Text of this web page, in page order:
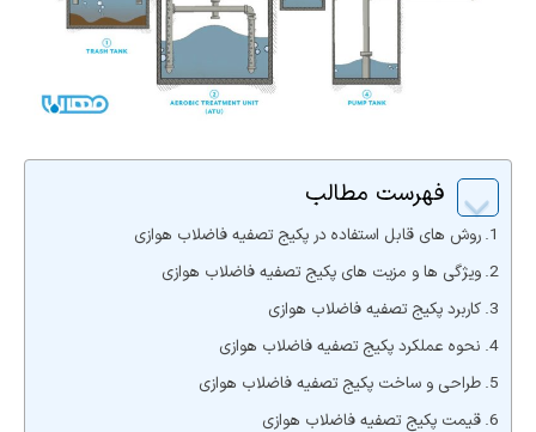
فهرست مطالب
روش های قابل استفاده در پکیج تصفیه فاضلاب هوازی
ویژگی ها و مزیت های پکیج تصفیه فاضلاب هوازی
کاربرد پکیج تصفیه فاضلاب هوازی
نحوه عملکرد پکیج تصفیه فاضلاب هوازی
طراحی و ساخت پکیج تصفیه فاضلاب هوازی
قیمت پکیج تصفیه فاضلاب هوازی